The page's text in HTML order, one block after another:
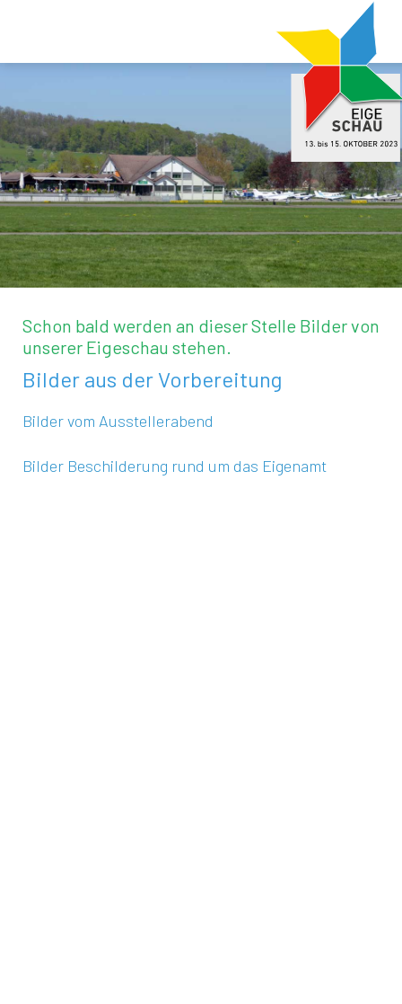
Schon bald werden an dieser Stelle Bilder von
unserer Eigeschau stehen.
Bilder aus der Vorbereitung
Bilder vom Ausstellerabend
Bilder Beschilderung rund um das Eigenamt